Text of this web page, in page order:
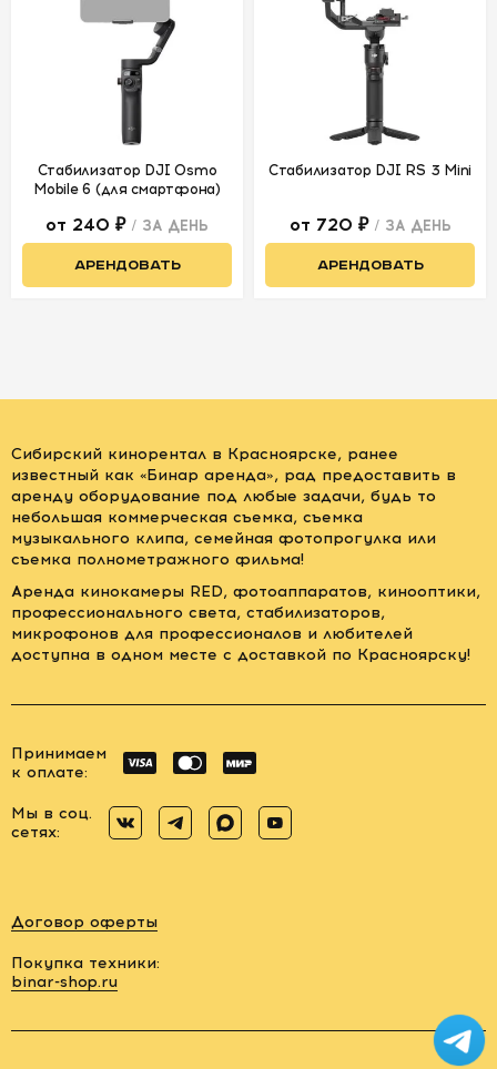
Заказать
Стабилизатор DJI Osmo
Mobile 6 (для смартфона)
от 240 ₽ / ЗА ДЕНЬ
АРЕНДОВАТЬ
Стабилизатор DJI RS 3 Mini
от 720 ₽ / ЗА ДЕНЬ
АРЕНДОВАТЬ
Сибирский кинорентал в Красноярске, ранее
известный как «Бинар аренда», рад предоставить в
аренду оборудование под любые задачи, будь то
небольшая коммерческая съемка, съемка
музыкального клипа, семейная фотопрогулка или
съемка полнометражного фильма!
Аренда кинокамеры RED, фотоаппаратов, кинооптики,
профессионального света, стабилизаторов,
микрофонов для профессионалов и любителей
доступна в одном месте с доставкой по Красноярску!
Принимаем
к оплате:
Мы в соц.
сетях:
Договор оферты
Покупка техники:
binar-shop.ru